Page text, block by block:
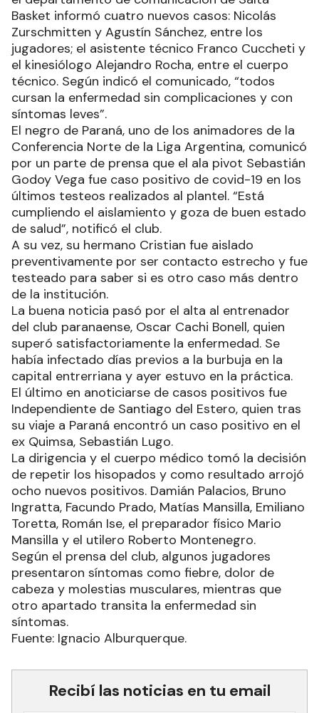
Basket informó cuatro nuevos casos: Nicolás
Zurschmitten y Agustín Sánchez, entre los
jugadores; el asistente técnico Franco Cuccheti y
el kinesiólogo Alejandro Rocha, entre el cuerpo
técnico. Según indicó el comunicado, “todos
cursan la enfermedad sin complicaciones y con
síntomas leves”.
El negro de Paraná, uno de los animadores de la
Conferencia Norte de la Liga Argentina, comunicó
por un parte de prensa que el ala pivot Sebastián
Godoy Vega fue caso positivo de covid-19 en los
últimos testeos realizados al plantel. “Está
cumpliendo el aislamiento y goza de buen estado
de salud”, notificó el club.
A su vez, su hermano Cristian fue aislado
preventivamente por ser contacto estrecho y fue
testeado para saber si es otro caso más dentro
de la institución.
La buena noticia pasó por el alta al entrenador
del club paranaense, Oscar Cachi Bonell, quien
superó satisfactoriamente la enfermedad. Se
había infectado días previos a la burbuja en la
capital entrerriana y ayer estuvo en la práctica.
El último en anoticiarse de casos positivos fue
Independiente de Santiago del Estero, quien tras
su viaje a Paraná encontró un caso positivo en el
ex Quimsa, Sebastián Lugo.
La dirigencia y el cuerpo médico tomó la decisión
de repetir los hisopados y como resultado arrojó
ocho nuevos positivos. Damián Palacios, Bruno
Ingratta, Facundo Prado, Matías Mansilla, Emiliano
Toretta, Román Ise, el preparador físico Mario
Mansilla y el utilero Roberto Montenegro.
Según el prensa del club, algunos jugadores
presentaron síntomas como fiebre, dolor de
cabeza y molestias musculares, mientras que
otro apartado transita la enfermedad sin
síntomas.
Fuente: Ignacio Alburquerque.
Recibí las noticias en tu email